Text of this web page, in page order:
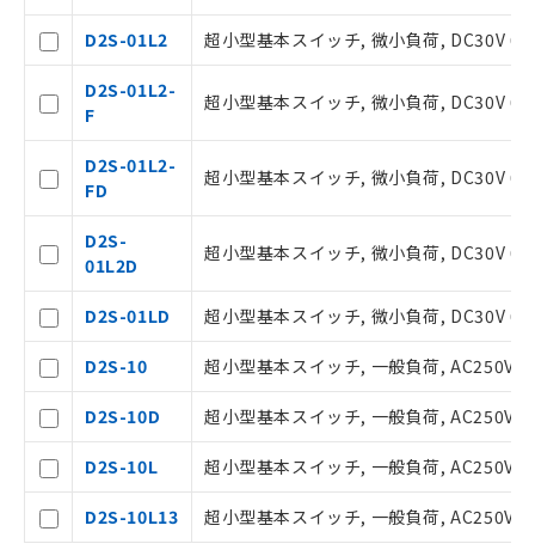
D2S-01L2 超小型基本スイッチ, 微小負荷, DC30V
D2S-01L2-
F
超小型基本スイッチ, 微小負荷, DC30V
D2S-01L2-
FD
超小型基本スイッチ, 微小負荷, DC30V
D2S-
01L2D
超小型基本スイッチ, 微小負荷, DC30V
D2S-01LD 超小型基本スイッチ, 微小負荷, DC30V
D2S-10 超小型基本スイッチ, 一般負荷, AC250V
D2S-10D 超小型基本スイッチ, 一般負荷, AC250V
D2S-10L 超小型基本スイッチ, 一般負荷, AC250V
D2S-10L13 超小型基本スイッチ, 一般負荷, AC250V
○ 一定数以上の在庫あり
△ 一定数には満たないが在庫あり
たはお客様担当のオムロン制御
白
情報を公開していない機種
正式な納期状況および標準価格はお客
様のお取引先、またはお客様担当のオ
ムロン制御機器販売店・当社販売員に
ご相談ください。
オムロン制御機器販売店や当社販売拠
点は「販売ネットワーク
」をご確認
ください。
在庫状況および標準価格結果を当社の
事前の承諾なく第三者に漏洩または開
示しないようお願いします。
マイパーツ機能（部品リスト作成サー
ビス）をご利用いただくには、I-Web
メンバーズにご登録されている必要が
あります。
お客様が当ウェブサイト上で当社にご
登録された部品リストについて、当社
および当社の共同利用者が、当社の製
品・サービスに関するお客様との取
引・商談に必要な範囲で利用すること
をご了承ください。
※当社の共同利用者とは、"個人情報
の共同利用に関して"
の「1.共同利